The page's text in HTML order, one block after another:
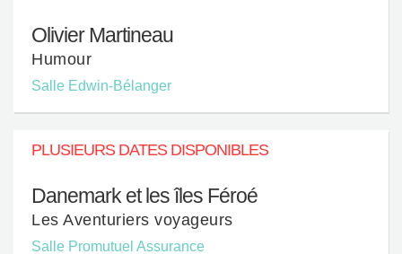
Olivier Martineau
Humour
Salle Edwin-Bélanger
PLUSIEURS DATES DISPONIBLES
Danemark et les îles Féroé
Les Aventuriers voyageurs
Salle Promutuel Assurance